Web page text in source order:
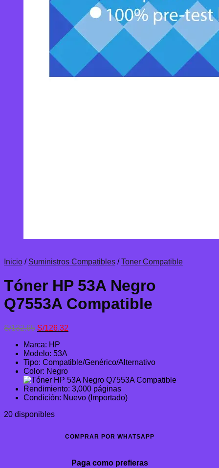
Inicio / Suministros Compatibles / Toner Compatible
Tóner HP 53A Negro
Q7553A Compatible
S/132.65 El
original
era:
S/132.65.
S/126.32
S/126.32.
Marca: HP
Modelo: 53A
Tipo: Compatible/Genérico/Alternativo
Color: Negro
Rendimiento: 3,000 páginas
Condición: Nuevo (Importado)
20 disponibles
COMPRAR POR WHATSAPP
Paga como prefieras